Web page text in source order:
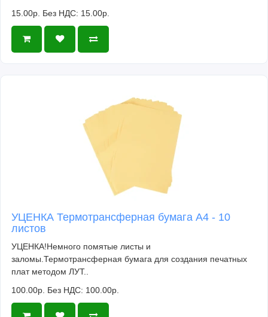
15.00р. Без НДС: 15.00р.
УЦЕНКА Термотрансферная бумага А4 - 10
листов
УЦЕНКА!Немного помятые листы и
заломы.Термотрансферная бумага для создания печатных
плат методом ЛУТ..
100.00р. Без НДС: 100.00р.